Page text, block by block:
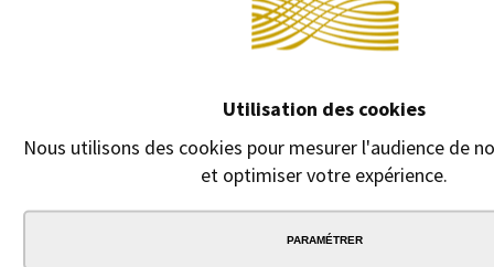
Utilisation des cookies
Nous utilisons des cookies pour mesurer l'audience de
et optimiser votre expérience.
PARAMÉTRER
bille Graf von Faber-
Castell.